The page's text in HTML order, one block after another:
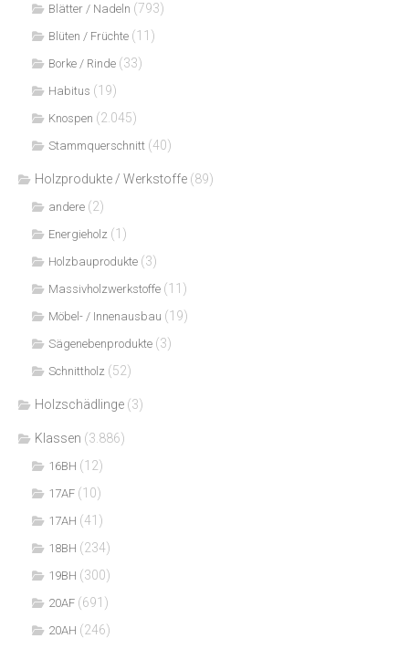
Blätter / Nadeln (793)
Blüten / Früchte (11)
Borke / Rinde (33)
Habitus (19)
Knospen (2.045)
Stammquerschnitt (40)
Holzprodukte / Werkstoffe (89)
andere (2)
Energieholz (1)
Holzbauprodukte (3)
Massivholzwerkstoffe (11)
Möbel- / Innenausbau (19)
Sägenebenprodukte (3)
Schnittholz (52)
Holzschädlinge (3)
Klassen (3.886)
16BH (12)
17AF (10)
17AH (41)
18BH (234)
19BH (300)
20AF (691)
20AH (246)